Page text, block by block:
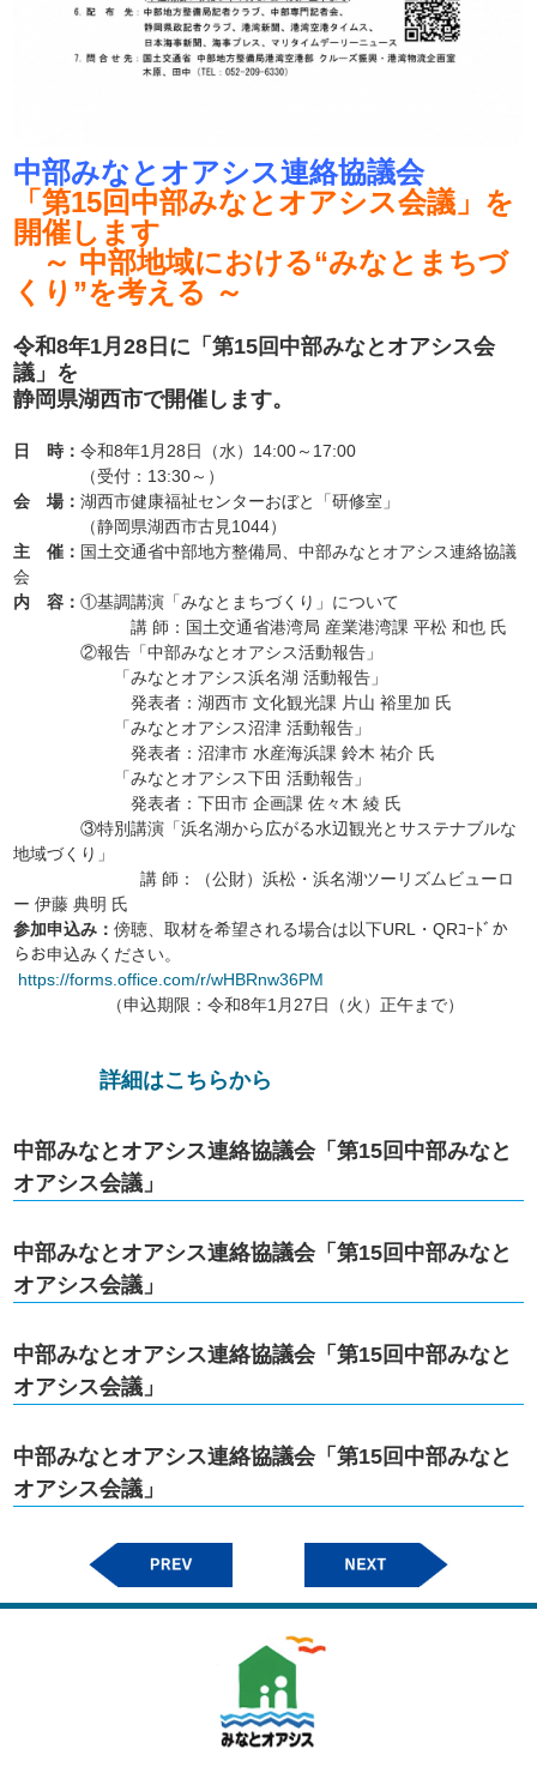
中部みなとオアシス連絡協議会
「第15回中部みなとオアシス会議」を
開催します
～ 中部地域における“みなとまちづ
くり”を考える ～
令和8年1月28日に「第15回中部みなとオアシス会
議」を
静岡県湖西市で開催します。
日 時：令和8年1月28日（水）14:00～17:00
（受付：13:30～）
会 場：湖西市健康福祉センターおぼと「研修室」
（静岡県湖西市古見1044）
主 催： 国土交通省中部地方整備局、中部みなとオアシス連絡協議
会
内 容：①基調講演「みなとまちづくり」について
講 師：国土交通省港湾局 産業港湾課 平松 和也 氏
②報告「中部みなとオアシス活動報告」
「みなとオアシス浜名湖 活動報告」
発表者：湖西市 文化観光課 片山 裕里加 氏
「みなとオアシス沼津 活動報告」
発表者：沼津市 水産海浜課 鈴木 祐介 氏
「みなとオアシス下田 活動報告」
発表者：下田市 企画課 佐々木 綾 氏
③特別講演「浜名湖から広がる水辺観光とサステナブルな
地域づくり」
講 師：（公財）浜松・浜名湖ツーリズムビューロ
ー 伊藤 典明 氏
参加申込み：傍聴、取材を希望される場合は以下URL・QRｺｰﾄﾞか
らお申込みください。
https://forms.office.com/r/wHBRnw36PM
（申込期限：令和8年1月27日（火）正午まで）
詳細はこちらから
中部みなとオアシス連絡協議会「第15回中部みなと
オアシス会議」
中部みなとオアシス連絡協議会「第15回中部みなと
オアシス会議」
中部みなとオアシス連絡協議会「第15回中部みなと
オアシス会議」
中部みなとオアシス連絡協議会「第15回中部みなと
オアシス会議」